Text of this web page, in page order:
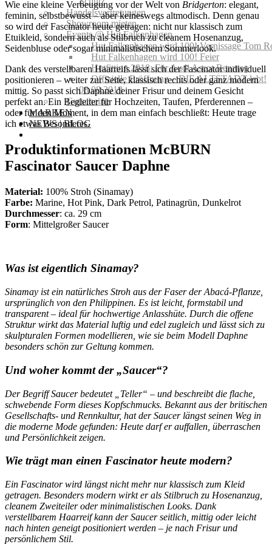
Handelsvertretungen
Showroom mieten
Events @ Hut Falkenhagen
Hut Falkenhagen wird 100! Vernissage Tom
Hut Falkenhagen wird 100! Feier
Hutfitting 2018: Für Audi Ascot Renntag
Offizielle Eröffnung – DIE ALTSTADT lebt!
08.08.2019
Gutscheine
MARKEN
NEWS | BLOG
Wie eine kleine Verbeugung vor der Welt von Bridgerton: elegant,
feminin, selbstbewusst – aber keineswegs altmodisch. Denn genau
so wird der Fascinator heute getragen: nicht nur klassisch zum
Etuikleid, sondern auch als Stilbruch zu cleanem Hosenanzug,
Seidenbluse oder sogar minimalistischem Sommerlook.
Dank des verstellbaren Haarreifs lässt sich der Fascinator individuell
positionieren – weiter zur Seite, klassisch rechts oder ganz modern
mittig. So passt sich Daphne deiner Frisur und deinem Gesicht
perfekt an. Ein Begleiter für Hochzeiten, Taufen, Pferderennen –
oder für den Moment, in dem man einfach beschließt: Heute trage
ich etwas Besonderes.
Produktinformationen McBURN
Fascinator Saucer Daphne
Material: 100% Stroh (Sinamay)
Farbe: Marine, Hot Pink, Dark Petrol, Patinagrün, Dunkelrot
Durchmesser: ca. 29 cm
Form: Mittelgroßer Saucer
Was ist eigentlich Sinamay?
Sinamay ist ein natürliches Stroh aus der Faser der Abacá-Pflanze,
ursprünglich von den Philippinen. Es ist leicht, formstabil und
transparent – ideal für hochwertige Anlasshüte. Durch die offene
Struktur wirkt das Material luftig und edel zugleich und lässt sich zu
skulpturalen Formen modellieren, wie sie beim Modell Daphne
besonders schön zur Geltung kommen.
Und woher kommt der „Saucer“?
Der Begriff Saucer bedeutet „Teller“ – und beschreibt die flache,
schwebende Form dieses Kopfschmucks. Bekannt aus der britischen
Gesellschafts- und Rennkultur, hat der Saucer längst seinen Weg in
die moderne Mode gefunden: Heute darf er auffallen, überraschen
und Persönlichkeit zeigen.
Wie trägt man einen Fascinator heute modern?
Ein Fascinator wird längst nicht mehr nur klassisch zum Kleid
getragen. Besonders modern wirkt er als Stilbruch zu Hosenanzug,
cleanem Zweiteiler oder minimalistischen Looks. Dank
verstellbarem Haarreif kann der Saucer seitlich, mittig oder leicht
nach hinten geneigt positioniert werden – je nach Frisur und
persönlichem Stil.